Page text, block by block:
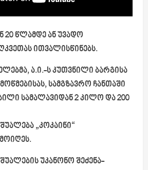
20 წლამდე ან უვადო
ითვალისწინებს.
ა.ი.-ს კუთვნილი ბარგისა
სამგზავრო ჩანთაში
სამალავიდან 2 კილო და 200
„კოკაინი“
უკანონო შეძენა-